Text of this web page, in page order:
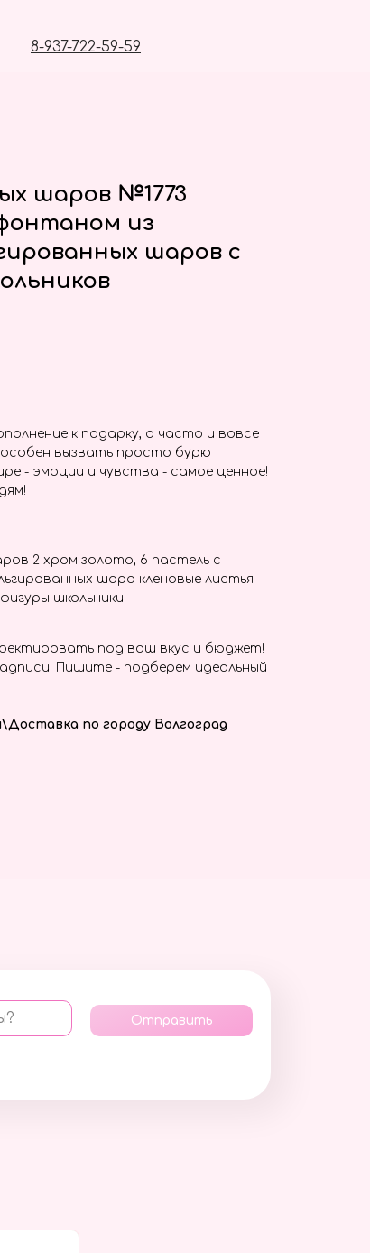
8-937-722-59-59
шаров №1773
из
шаров с
к подарку, а часто и вовсе
вызвать просто бурю
- эмоции и чувства - самое ценное!
2 хром золото, 6 пастель с
шара кленовые листья
школьники
под ваш вкус и бюджет!
Пишите - подберем идеальный
по городу Волгоград
Отправить